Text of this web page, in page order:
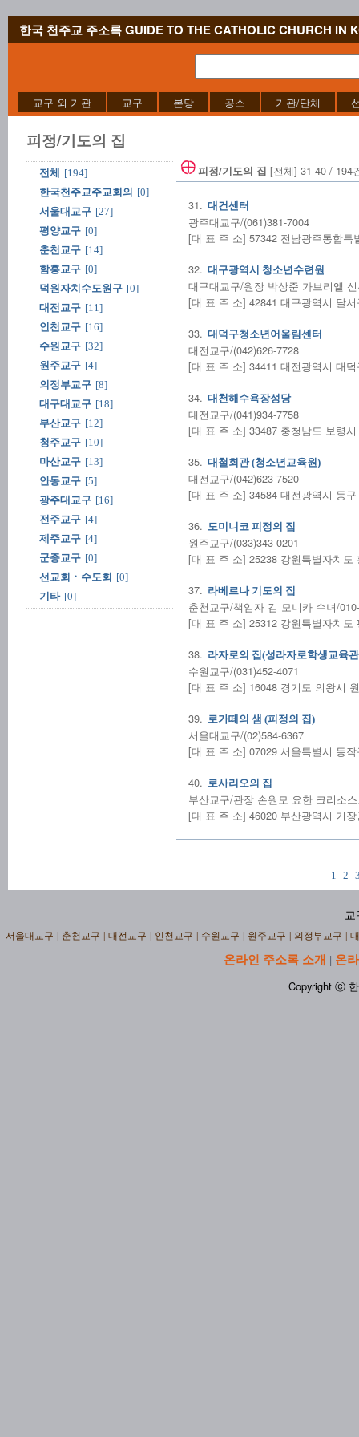
한국 천주교 주소록 GUIDE TO THE CATHOLIC CHURCH IN
교구 외 기관 교구 본당 공소 기관/단체
피정/기도의 집
전체
[194]
한국천주교주교회의 [0]
서울대교구 [27]
평양교구 [0]
춘천교구 [14]
함흥교구 [0]
덕원자치수도원구 [0]
대전교구 [11]
인천교구 [16]
수원교구 [32]
원주교구 [4]
의정부교구 [8]
대구대교구 [18]
부산교구 [12]
청주교구 [10]
마산교구 [13]
안동교구 [5]
광주대교구 [16]
전주교구 [4]
제주교구 [4]
군종교구 [0]
선교회ㆍ수도회 [0]
기타 [0]
피정/기도의 집 [전체] 31-40 / 194
31. 대건센터
광주대교구/(061)381-7004
[대 표 주 소] 57342 전남광주통합
32. 대구광역시 청소년수련원
대구대교구/원장 박상준 가브리엘
[대 표 주 소] 42841 대구광역시 달
33. 대덕구청소년어울림센터
대전교구/(042)626-7728
[대 표 주 소] 34411 대전광역시 대
34. 대천해수욕장성당
대전교구/(041)934-7758
[대 표 주 소] 33487 충청남도 보령
35. 대철회관 (청소년교육원)
대전교구/(042)623-7520
[대 표 주 소] 34584 대전광역시 동
36. 도미니코 피정의 집
원주교구/(033)343-0201
[대 표 주 소] 25238 강원특별자치
37. 라베르나 기도의 집
춘천교구/책임자 김 모니카 수녀/
[대 표 주 소] 25312 강원특별자치
38. 라자로의 집(성라자로학생교육
수원교구/(031)452-4071
[대 표 주 소] 16048 경기도 의왕시
39. 로가떼의 샘 (피정의 집)
서울대교구/(02)584-6367
[대 표 주 소] 07029 서울특별시 동
40. 로사리오의 집
부산교구/관장 손원모 요한 크리소
[대 표 주 소] 46020 부산광역시 기
1 2
교
서울대교구 춘천교구 대전교구 인천교구 수원교구 원주교구 의정부교구
온라인 주소록 소개 | 온
Copyright ⓒ